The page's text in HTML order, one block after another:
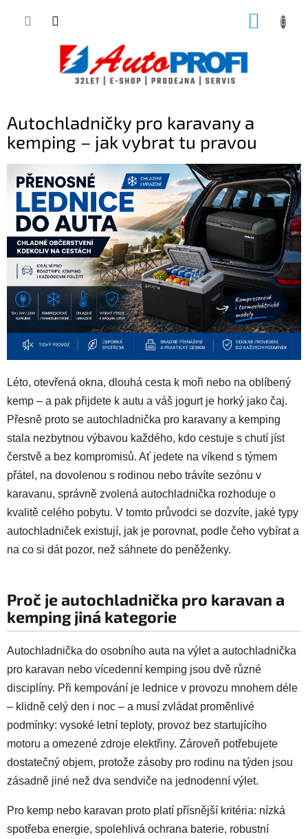
Autochladničky pro karavany a
kemping – jak vybrat tu pravou
Léto, otevřená okna, dlouhá cesta k moři nebo na oblíbený
kemp – a pak přijdete k autu a váš jogurt je horký jako čaj.
Přesně proto se autochladnička pro karavany a kemping
stala nezbytnou výbavou každého, kdo cestuje s chutí jíst
čerstvě a bez kompromisů. Ať jedete na víkend s týmem
přátel, na dovolenou s rodinou nebo trávíte sezónu v
karavanu, správně zvolená autochladnička rozhoduje o
kvalitě celého pobytu. V tomto průvodci se dozvíte, jaké typy
autochladniček existují, jak je porovnat, podle čeho vybírat a
na co si dát pozor, než sáhnete do peněženky.
Proč je autochladnička pro karavan a
kemping jiná kategorie
Autochladnička do osobního auta na výlet a autochladnička
pro karavan nebo vícedenní kemping jsou dvě různé
disciplíny. Při kempování je lednice v provozu mnohem déle
– klidně celý den i noc – a musí zvládat proměnlivé
podmínky: vysoké letní teploty, provoz bez startujícího
motoru a omezené zdroje elektřiny. Zároveň potřebujete
dostatečný objem, protože zásoby pro rodinu na týden jsou
zásadně jiné než dva sendviče na jednodenní výlet.
Pro kemp nebo karavan proto platí přísnější kritéria: nízká
spotřeba energie, spolehlivá ochrana baterie, robustní